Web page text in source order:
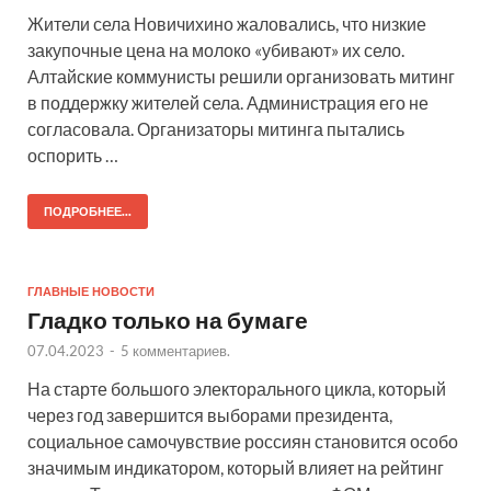
Жители села Новичихино жаловались, что низкие
закупочные цена на молоко «убивают» их село.
Алтайские коммунисты решили организовать митинг
в поддержку жителей села. Администрация его не
согласовала. Организаторы митинга пытались
оспорить …
ПОДРОБНЕЕ...
ГЛАВНЫЕ НОВОСТИ
Гладко только на бумаге
07.04.2023 - 5 комментариев.
На старте большого электорального цикла, который
через год завершится выборами президента,
социальное самочувствие россиян становится особо
значимым индикатором, который влияет на рейтинг